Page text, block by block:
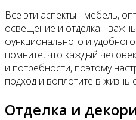
Все эти аспекты - мебель,
освещение и отделка -
функционального и
помните, что каждый
и потребности, поэтому
подход и воплотите в жизнь
Отделка и